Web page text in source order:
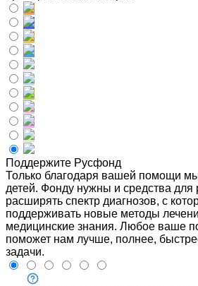
Поддержите Русфонд
Только благодаря вашей помощи
детей. Фонду нужны и средства
расширять спектр диагнозов, с
поддерживать новые методы
медицинские знания. Любое ваше
поможет нам лучше, полнее,
задачи.